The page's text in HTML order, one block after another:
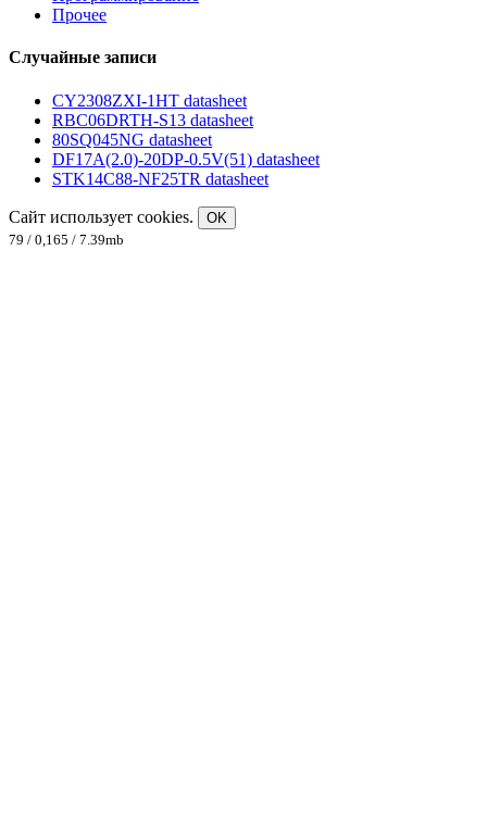
Прочее
Случайные записи
CY2308ZXI-1HT datasheet
RBC06DRTH-S13 datasheet
80SQ045NG datasheet
DF17A(2.0)-20DP-0.5V(51) datasheet
STK14C88-NF25TR datasheet
Сайт использует cookies.
OK
79 / 0,165 / 7.39mb